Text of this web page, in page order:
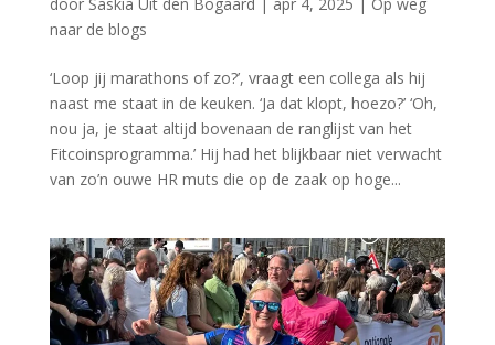
door Saskia Uit den Bogaard | apr 4, 2025 | Op weg
naar de blogs
‘Loop jij marathons of zo?’, vraagt een collega als hij
naast me staat in de keuken. ‘Ja dat klopt, hoezo?’ ‘Oh,
nou ja, je staat altijd bovenaan de ranglijst van het
Fitcoinsprogramma.’ Hij had het blijkbaar niet verwacht
van zo’n ouwe HR muts die op de zaak op hoge...